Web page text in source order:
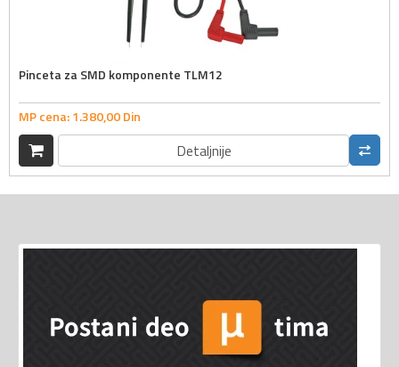
Pinceta za SMD komponente TLM12
MP cena:1.380,00Din
Detaljnije